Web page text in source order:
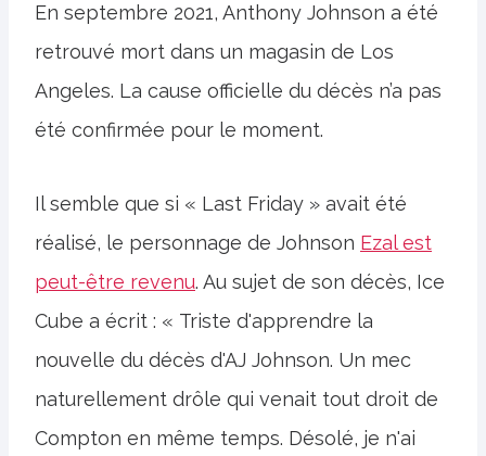
En septembre 2021, Anthony Johnson a été
retrouvé mort dans un magasin de Los
Angeles. La cause officielle du décès n’a pas
été confirmée pour le moment.
Il semble que si « Last Friday » avait été
réalisé, le personnage de Johnson Ezal est
peut-être revenu. Au sujet de son décès, Ice
Cube a écrit : « Triste d'apprendre la
nouvelle du décès d'AJ Johnson. Un mec
naturellement drôle qui venait tout droit de
Compton en même temps. Désolé, je n'ai